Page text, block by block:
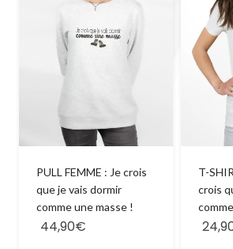
PULL FEMME : Je crois
que je vais dormir
comme une masse !
44,90€
T-
crois